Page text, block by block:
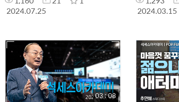
2024.07.25
2024.03.15
03 : 08